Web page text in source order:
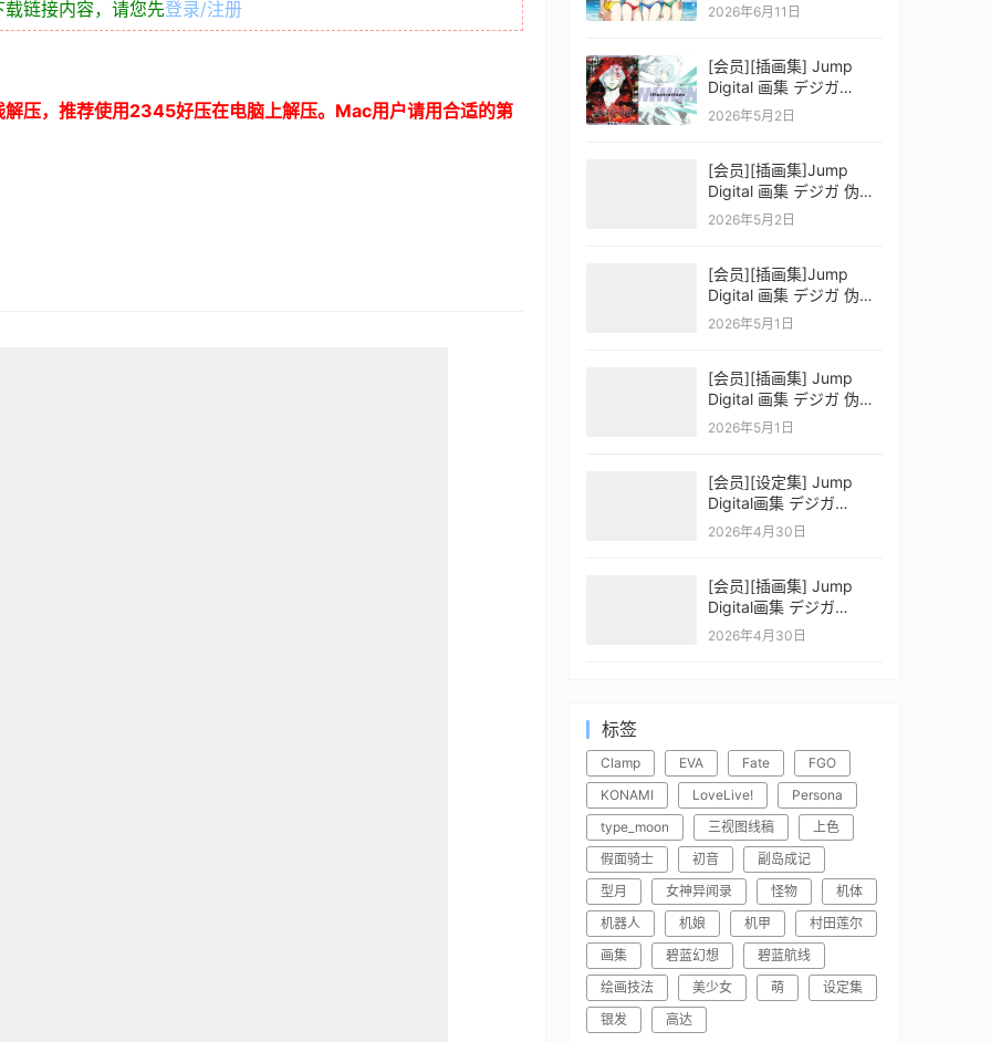
链接内容，请您先登录/注册
压，推荐使用2345好压在电脑上解压。 Mac用户请用合适的第
OFFICIAL VISUAL
2026年6月11日
[会员][插画集] Jump
Digital 画集 デジガ
D.Gray-man
2026年5月2日
[会员][插画集]Jump
Digital 画集 デジガ 伪恋
ニセコイ 3
2026年5月2日
[会员][插画集]Jump
Digital 画集 デジガ 伪恋
ニセコイ 2
2026年5月1日
[会员][插画集] Jump
Digital 画集 デジガ 伪恋
ニセコイ 1
2026年5月1日
[会员][设定集] Jump
Digital画集 デジガ
CLAYMORE 2
2026年4月30日
[会员][插画集] Jump
Digital画集 デジガ
CLAYMORE 1
2026年4月30日
标签
Clamp EVA Fate
FGO
KONAMI
LoveLive!
Persona
type_moon
三视图线稿
上色
假面骑士
初音
副岛成记
型月
女神异闻录 怪物
机体
机器人
机娘 机甲
村田莲尔
画集
碧蓝幻想
碧蓝航线
绘画技法
美少女 萌
设定集
银发
高达